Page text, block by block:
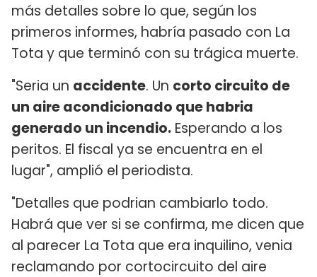
más detalles sobre lo que, según los
primeros informes, habría pasado con La
Tota y que terminó con su trágica muerte.
"Seria un accidente. Un corto circuito de
un aire acondicionado que habria
generado un incendio. Esperando a los
peritos. El fiscal ya se encuentra en el
lugar", amplió el periodista.
"Detalles que podrian cambiarlo todo.
Habrá que ver si se confirma, me dicen que
al parecer La Tota que era inquilino, venia
reclamando por cortocircuito del aire